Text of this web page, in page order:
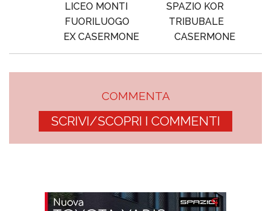
LICEO MONTI
SPAZIO KOR
FUORILUOGO
TRIBUBALE
EX CASERMONE
CASERMONE
COMMENTA
SCRIVI/SCOPRI I COMMENTI